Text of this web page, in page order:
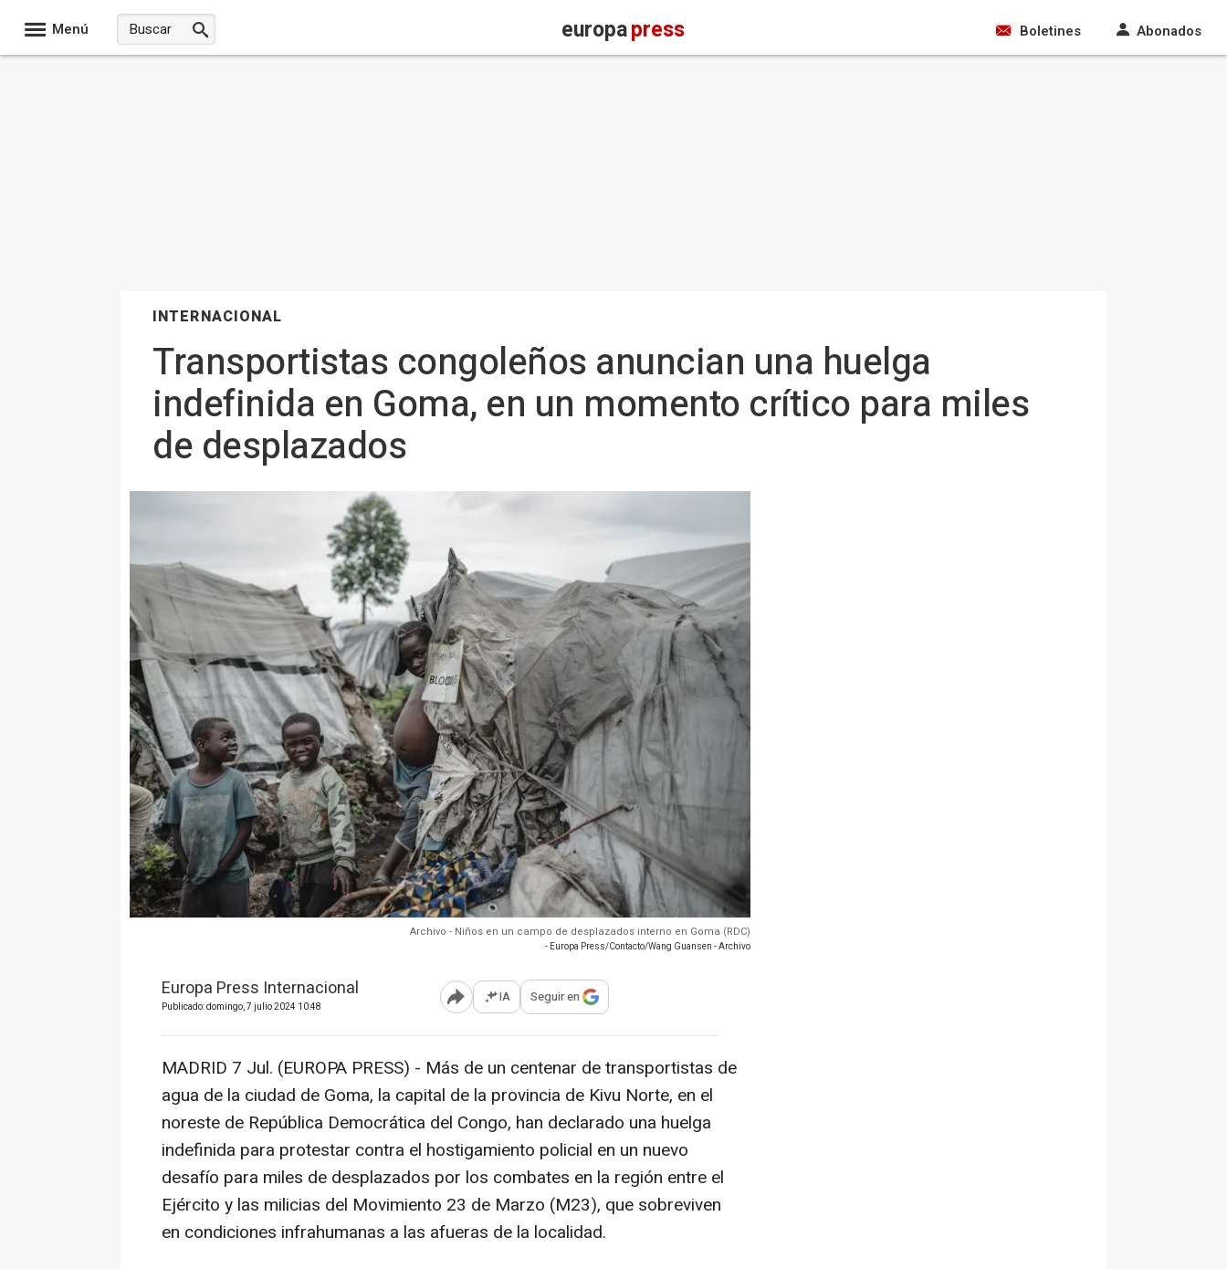
Menú europapress Boletines Abonados
INTERNACIONAL
Transportistas congoleños anuncian una huelga
indefinida en Goma, en un momento crítico para miles
de desplazados
Archivo - Niños en un campo de desplazados interno en Goma (RDC)
- Europa Press/Contacto/Wang Guansen - Archivo
Europa Press Internacional
Publicado: domingo, 7 julio 2024 10:48 Abrir opciones para compartir
IA Seguir en
MADRID 7 Jul. (EUROPA PRESS) - Más de un centenar de transportistas de
agua de la ciudad de Goma, la capital de la provincia de Kivu Norte, en el
noreste de República Democrática del Congo, han declarado una huelga
indefinida para protestar contra el hostigamiento policial en un nuevo
desafío para miles de desplazados por los combates en la región entre el
Ejército y las milicias del Movimiento 23 de Marzo (M23), que sobreviven
en condiciones infrahumanas a las afueras de la localidad.